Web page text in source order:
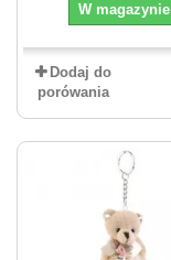
W magazynie
Dodaj do
porówania